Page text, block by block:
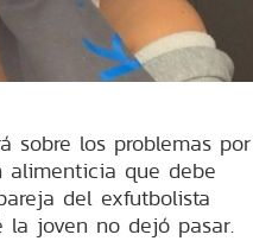
sobre los problemas por
que debe
del exfutbolista
joven no dejó pasar.